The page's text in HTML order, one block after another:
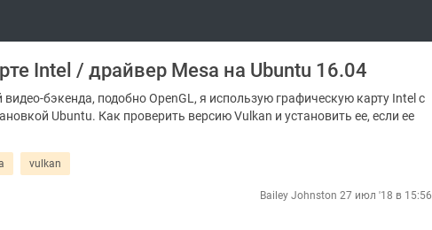
Intel / драйвер Mesa на Ubuntu 16.04
бэкенда, подобно OpenGL, я использую графическую карту Intel с
Ubuntu. Как проверить версию Vulkan и установить ее, если ее
vulkan
Bailey Johnston 27 июл '18 в 15:56